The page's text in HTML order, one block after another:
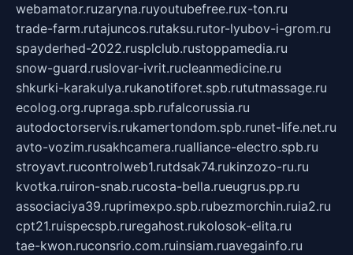
webamator.ruzaryna.ruyoutubefree.rux-ton.ru
trade-farm.rutajuncos.rutaksu.rutor-lyubov-i-grom.ru
spayderhed-2022.rusplclub.rustoppamedia.ru
snow-guard.ruslovar-ivrit.rucleanmedicine.ru
shkurki-karakulya.rukanotiforet.spb.rututmassage.ru
ecolog.org.rupraga.spb.rufalcorussia.ru
autodoctorservis.rukamertondom.spb.runet-life.net.ru
avto-vozim.rusakhcamera.rualliance-electro.spb.ru
stroyavt.rucontrolweb1.rutdsak74.rukinzozo-ru.ru
kvotka.ruiron-snab.rucosta-bella.rueugrus.pp.ru
associaciya39.ruprimexpo.spb.rubezmorchin.ruia2.ru
cpt21.ruispecspb.ruregahost.rukolosok-elita.ru
tae-kwon.ruconsrio.com.ruinsiam.ruavegainfo.ru